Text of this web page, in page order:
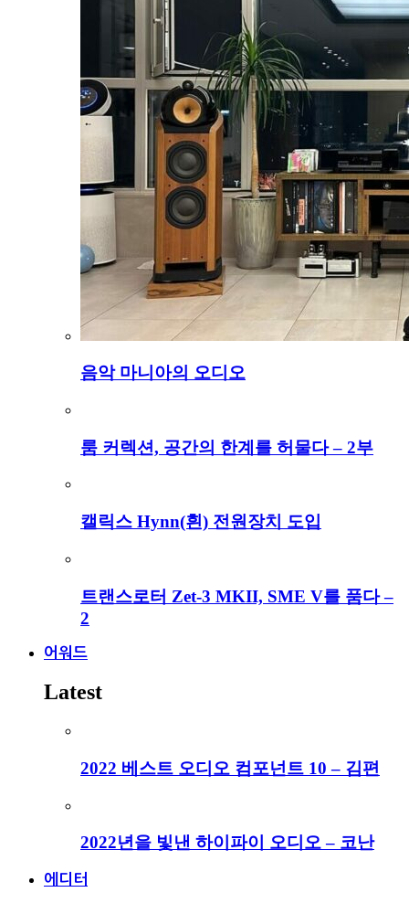
음악 마니아의 오디오
룸 커렉션, 공간의 한계를 허물다 – 2부
캘릭스 Hynn(흰) 전원장치 도입
트랜스로터 Zet-3 MKII, SME V를 품다 –
2
어워드
Latest
2022 베스트 오디오 컴포넌트 10 – 김편
2022년을 빛낸 하이파이 오디오 – 코난
에디터